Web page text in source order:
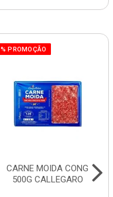
% PROMOÇÃO
CARNE MOIDA CONG
500G CALLEGARO